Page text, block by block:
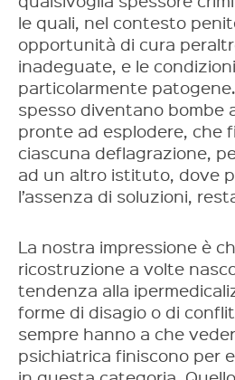
le quali, nel contesto
opportunità di cura
inadeguate, e le
particolarmente patogene
spesso diventano bombe
pronte ad esplodere, che
ciascuna deflagrazione,
ad un altro istituto, dove
l’assenza di soluzioni,
La nostra impressione è
ricostruzione a volte
tendenza alla
forme di disagio o di
sempre hanno a che
psichiatrica finiscono per